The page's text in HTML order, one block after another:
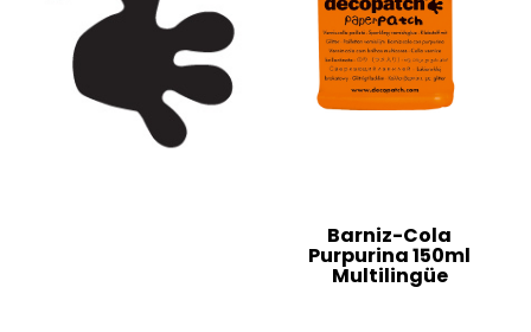
Barniz-Cola
Purpurina 150ml
Multilingüe